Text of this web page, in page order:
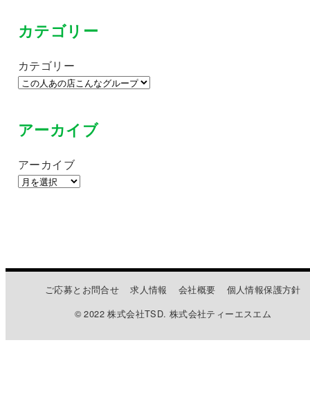
カテゴリー
カテゴリー
アーカイブ
アーカイブ
ご応募とお問合せ 求人情報 会社概要
個人情報保護方針
© 2022 株式会社TSD. 株式会社ティーエスエム